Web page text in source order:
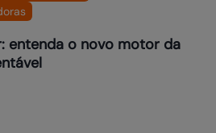
entenda o novo motor da